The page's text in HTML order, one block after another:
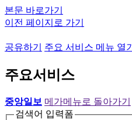
본문 바로가기
이전 페이지로 가기
공유하기 주요 서비스 메뉴 열기
주요서비스
중앙일보 메가메뉴로 돌아가기
검색어 입력폼